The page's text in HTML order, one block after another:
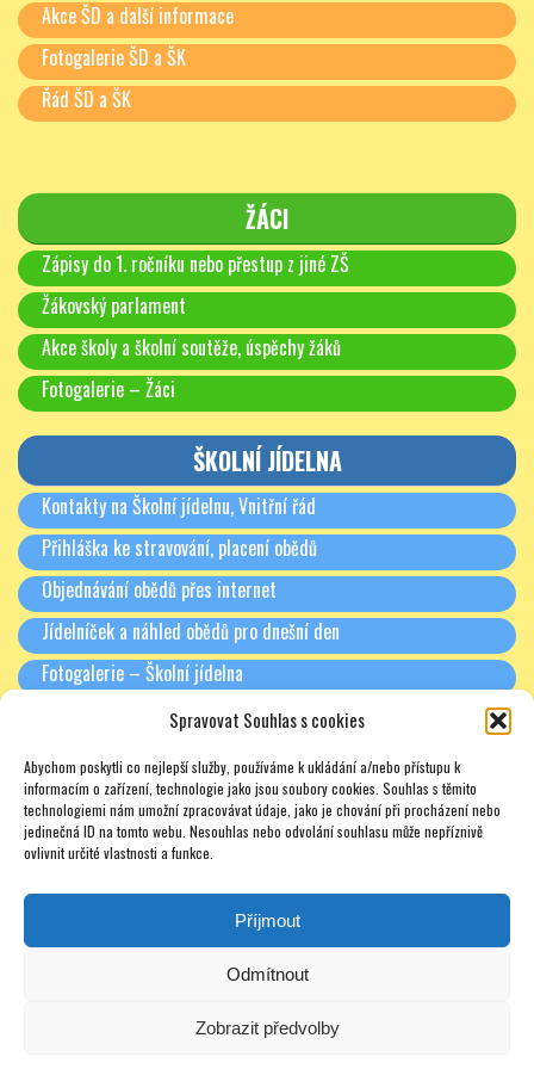
Spravovat Souhlas s cookies
Abychom poskytli co nejlepší služby, používáme k ukládání a/nebo přístupu k
informacím o zařízení, technologie jako jsou soubory cookies. Souhlas s těmito
technologiemi nám umožní zpracovávat údaje, jako je chování při procházení nebo
jedinečná ID na tomto webu. Nesouhlas nebo odvolání souhlasu může nepříznivě
ovlivnit určité vlastnosti a funkce.
Příjmout
Odmítnout
Zobrazit předvolby
Akce ŠD a další informace
Fotogalerie ŠD a ŠK
Řád ŠD a ŠK
ŽÁCI
Zápisy do 1. ročníku nebo přestup z jiné ZŠ
Žákovský parlament
Akce školy a školní soutěže, úspěchy žáků
Fotogalerie – Žáci
ŠKOLNÍ JÍDELNA
Kontakty na Školní jídelnu, Vnitřní řád
Přihláška ke stravování, placení obědů
Objednávání obědů přes internet
Jídelníček a náhled obědů pro dnešní den
Fotogalerie – Školní jídelna
Třídní schůzky + Spolek rodičů (dříve SRPŠ)
Rada školy
Soukromé doučování – zajímavé odkazy – nabídky – texty